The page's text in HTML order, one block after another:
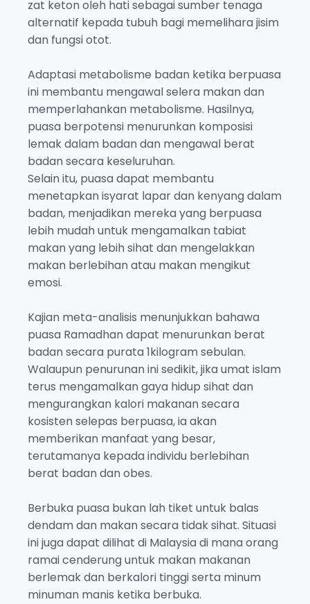
zat keton oleh hati sebagai sumber tenaga
alternatif kepada tubuh bagi memelihara jisim
dan fungsi otot.
Adaptasi metabolisme badan ketika berpuasa
ini membantu mengawal selera makan dan
memperlahankan metabolisme. Hasilnya,
puasa berpotensi menurunkan komposisi
lemak dalam badan dan mengawal berat
badan secara keseluruhan.
Selain itu, puasa dapat membantu
menetapkan isyarat lapar dan kenyang dalam
badan, menjadikan mereka yang berpuasa
lebih mudah untuk mengamalkan tabiat
makan yang lebih sihat dan mengelakkan
makan berlebihan atau makan mengikut
emosi.
Kajian meta-analisis menunjukkan bahawa
puasa Ramadhan dapat menurunkan berat
badan secara purata 1kilogram sebulan.
Walaupun penurunan ini sedikit, jika umat islam
terus mengamalkan gaya hidup sihat dan
mengurangkan kalori makanan secara
kosisten selepas berpuasa, ia akan
memberikan manfaat yang besar,
terutamanya kepada individu berlebihan
berat badan dan obes.
Berbuka puasa bukan lah tiket untuk balas
dendam dan makan secara tidak sihat. Situasi
ini juga dapat dilihat di Malaysia di mana orang
ramai cenderung untuk makan makanan
berlemak dan berkalori tinggi serta minum
minuman manis ketika berbuka.